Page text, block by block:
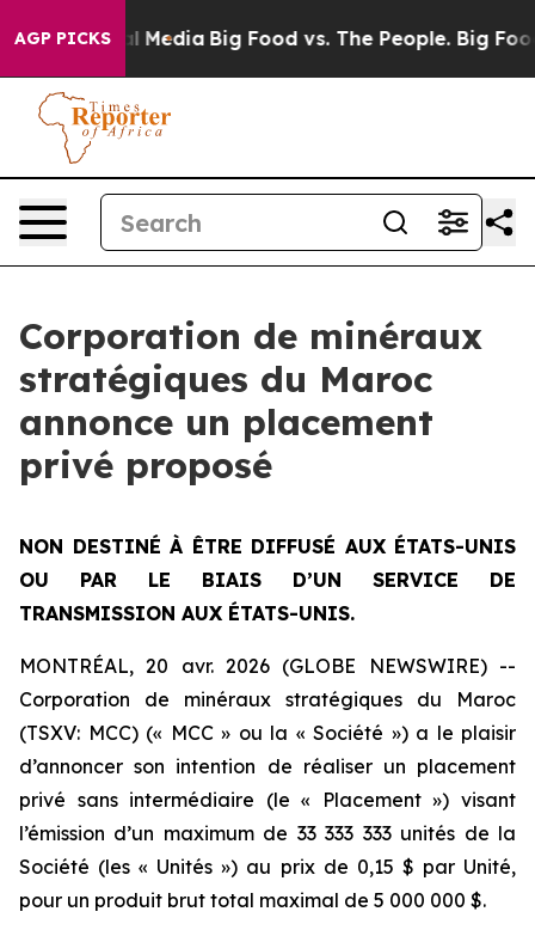
AGP PICKS
Social Media Big Food vs. The People. Big Food’s
Corporation de minéraux
stratégiques du Maroc
annonce un placement
privé proposé
NON DESTINÉ À ÊTRE DIFFUSÉ AUX ÉTATS-UNIS
OU PAR LE BIAIS D’UN SERVICE DE
TRANSMISSION AUX ÉTATS-UNIS.
MONTRÉAL, 20 avr. 2026 (GLOBE NEWSWIRE) --
Corporation de minéraux stratégiques du Maroc
(TSXV: MCC) (« MCC » ou la « Société ») a le plaisir
d’annoncer son intention de réaliser un placement
privé sans intermédiaire (le « Placement ») visant
l’émission d’un maximum de 33 333 333 unités de la
Société (les « Unités ») au prix de 0,15 $ par Unité,
pour un produit brut total maximal de 5 000 000 $.